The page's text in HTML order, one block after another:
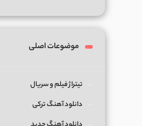
موضوعات اصلی
تیتراژ فیلم و سریال
دانلود آهنگ ترکی